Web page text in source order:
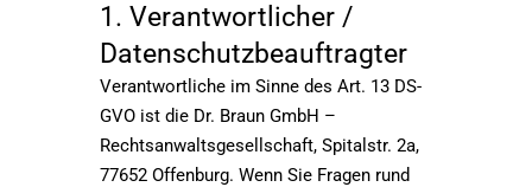
1. Verantwortlicher /
Datenschutzbeauftragter
Verantwortliche im Sinne des Art. 13 DS-
GVO ist die Dr. Braun GmbH –
Rechtsanwaltsgesellschaft, Spitalstr. 2a,
77652 Offenburg. Wenn Sie Fragen rund